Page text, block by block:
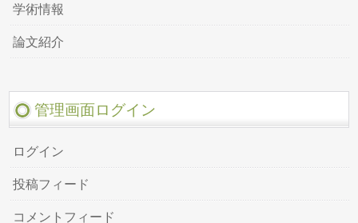
学術情報
論文紹介
管理画面ログイン
ログイン
投稿フィード
コメントフィード